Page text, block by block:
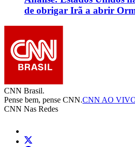
de obrigar Irã a abrir
CNN Brasil.
Pense bem, pense CNN.CNN AO
CNN Nas Redes